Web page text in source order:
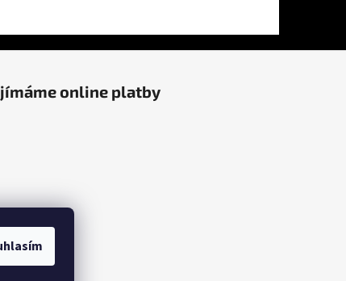
online platby